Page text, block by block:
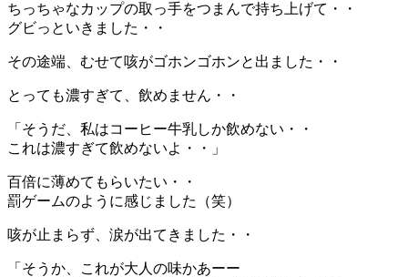
ちっちゃなカップの取っ手をつまんで持ち上げて・・
グビっといきました・・
その途端、むせて咳がゴホンゴホンと出ました・・
とっても濃すぎて、飲めません・・
「そうだ、私はコーヒー牛乳しか飲めない・・
これは濃すぎて飲めないよ・・」
百倍に薄めてもらいたい・・
罰ゲームのように感じました（笑）
咳が止まらず、涙が出てきました・・
「そうか、これが大人の味かあーー